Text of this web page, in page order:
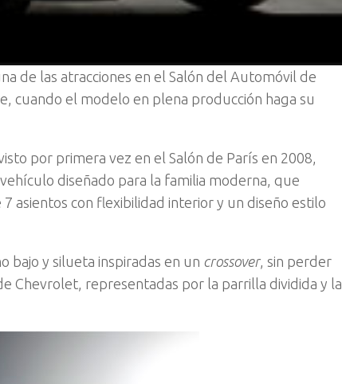
de las atracciones en el Salón del Automóvil de
cuando el modelo en plena producción haga su
por primera vez en el Salón de París en 2008,
diseñado para la familia moderna, que
asientos con flexibilidad interior y un diseño estilo
bajo y silueta inspiradas en un crossover, sin perder
Chevrolet, representadas por la parrilla dividida y la